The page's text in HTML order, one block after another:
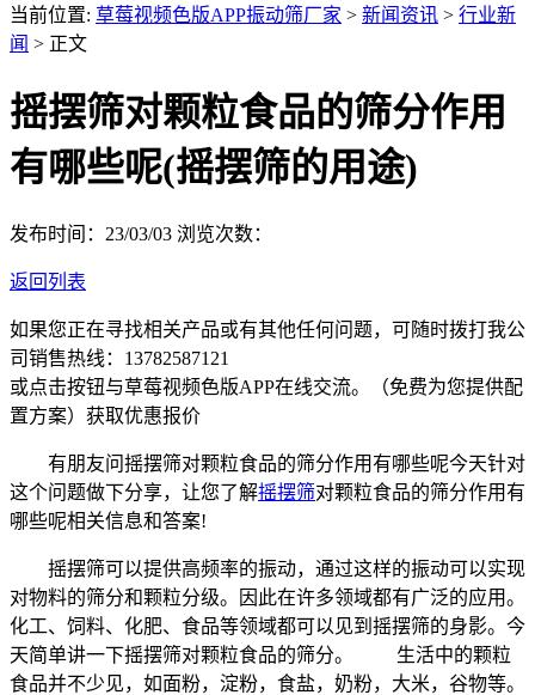
当前位置: 草莓视频色版APP振动筛厂家 > 新闻资讯 > 行业新
闻 > 正文
摇摆筛对颗粒食品的筛分作用
有哪些呢(摇摆筛的用途)
发布时间：23/03/03 浏览次数：
返回列表
如果您正在寻找相关产品或有其他任何问题，可随时拨打我公
司销售热线： 13782587121
或点击按钮与草莓视频色版APP在线交流。（免费为您提供配
置方案） 获取优惠报价
有朋友问摇摆筛对颗粒食品的筛分作用有哪些呢今天针对
这个问题做下分享，让您了解摇摆筛对颗粒食品的筛分作用有
哪些呢相关信息和答案!
摇摆筛可以提供高频率的振动，通过这样的振动可以实现
对物料的筛分和颗粒分级。因此在许多领域都有广泛的应用。
化工、饲料、化肥、食品等领域都可以见到摇摆筛的身影。今
天简单讲一下摇摆筛对颗粒食品的筛分。 生活中的颗粒
食品并不少见，如面粉，淀粉，食盐，奶粉，大米，谷物等。